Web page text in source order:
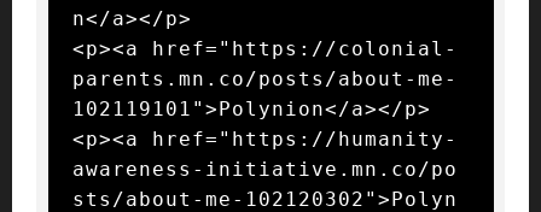
n</a></p>
<p><a href="https://colonial-
parents.mn.co/posts/about-me-
102119101">Polynion</a></p>
<p><a href="https://humanity-
awareness-initiative.mn.co/po
sts/about-me-102120302">Polyn